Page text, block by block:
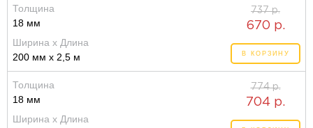
Толщина
18 мм
Ширина x Длина
200 мм x 2,5 м
737 р.
670 р.
В КОРЗИНУ
Толщина
18 мм
Ширина x Длина
774 р.
704 р.